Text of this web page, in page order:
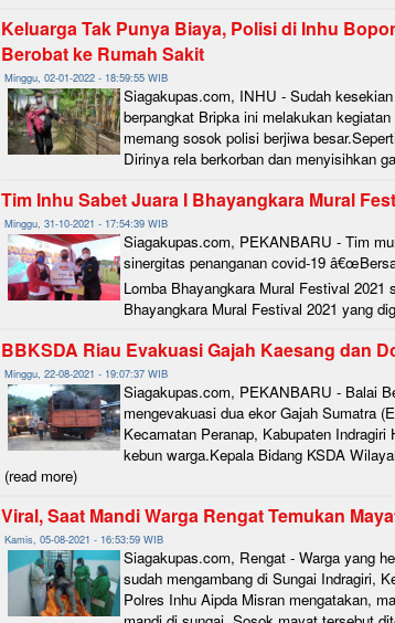
Keluarga Tak Punya Biaya, Polisi di Inhu
Berobat ke Rumah Sakit
Minggu, 02-01-2022 - 18:59:55 WIB
Siagakupas.com, INHU - Sudah
berpangkat Bripka ini melakukan
memang sosok polisi berjiwa
Dirinya rela berkorban dan menyisihkan
Tim Inhu Sabet Juara I Bhayangkara Mural
Minggu, 31-10-2021 - 17:54:39 WIB
Siagakupas.com, PEKANBARU - Tim
sinergitas penanganan covid-19
Lomba Bhayangkara Mural Festival
Bhayangkara Mural Festival 2021 yang
BBKSDA Riau Evakuasi Gajah Kaesang dan
Minggu, 22-08-2021 - 19:07:37 WIB
Siagakupas.com, PEKANBARU - Balai
mengevakuasi dua ekor Gajah Sumatra
Kecamatan Peranap, Kabupaten
kebun warga.Kepala Bidang KSDA
(read more)
Viral, Saat Mandi Warga Rengat Temukan
Kamis, 05-08-2021 - 16:53:59 WIB
Siagakupas.com, Rengat - Warga yang
sudah mengambang di Sungai Indragiri,
Polres Inhu Aipda Misran mengatakan,